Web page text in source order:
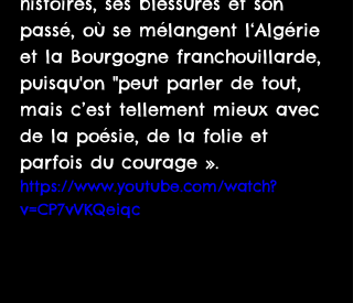
passé, où se mélangent l‘Algérie
et la Bourgogne franchouillarde,
puisqu'on "peut parler de tout,
mais c’est tellement mieux avec
de la poésie, de la folie et
parfois du courage ».
https://www.youtube.com/watch?
v=CP7vVKQeiqc